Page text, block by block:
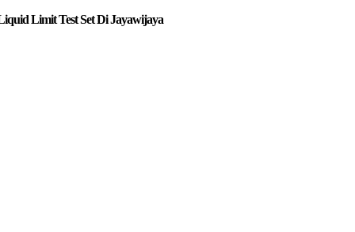
Limit Test Set Di Jayawijaya